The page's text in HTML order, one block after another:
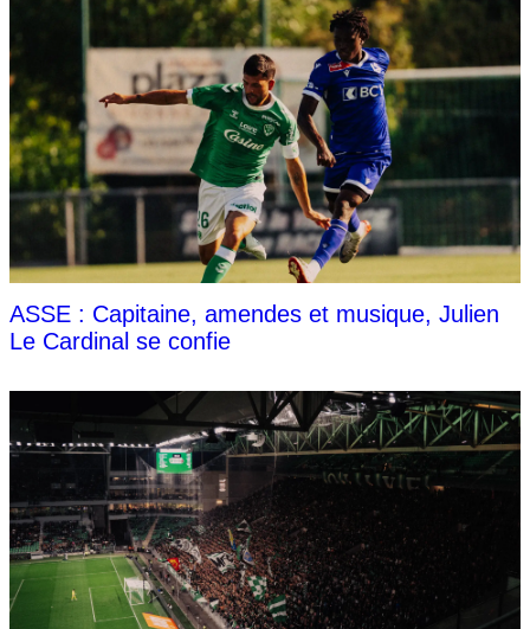
ASSE : Capitaine, amendes et musique, Julien
Le Cardinal se confie